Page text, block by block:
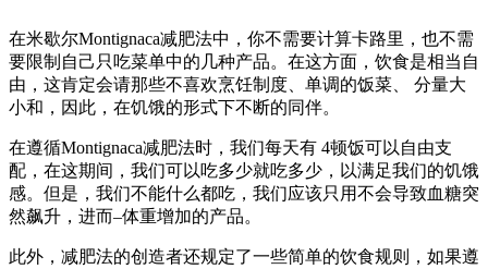
在米歇尔Montignaca减肥法中，你不需要计算卡路里，也不需
要限制自己只吃菜单中的几种产品。在这方面，饮食是相当自
由，这肯定会请那些不喜欢烹饪制度、单调的饭菜、 分量大
小和，因此，在饥饿的形式下不断的同伴。
在遵循Montignaca减肥法时，我们每天有 4顿饭可以自由支
配，在这期间，我们可以吃多少就吃多少，以满足我们的饥饿
感。但是，我们不能什么都吃，我们应该只用不会导致血糖突
然飙升，进而–体重增加的产品。
此外，减肥法的创造者还规定了一些简单的饮食规则，如果遵